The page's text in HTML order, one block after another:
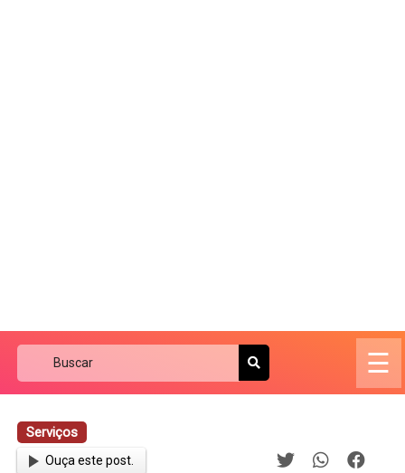
☰
Serviços
Ouça este post.